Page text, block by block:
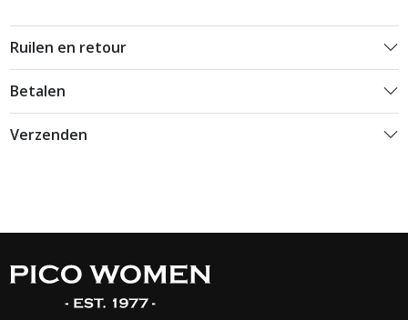
Ruilen en retour
Betalen
Verzenden